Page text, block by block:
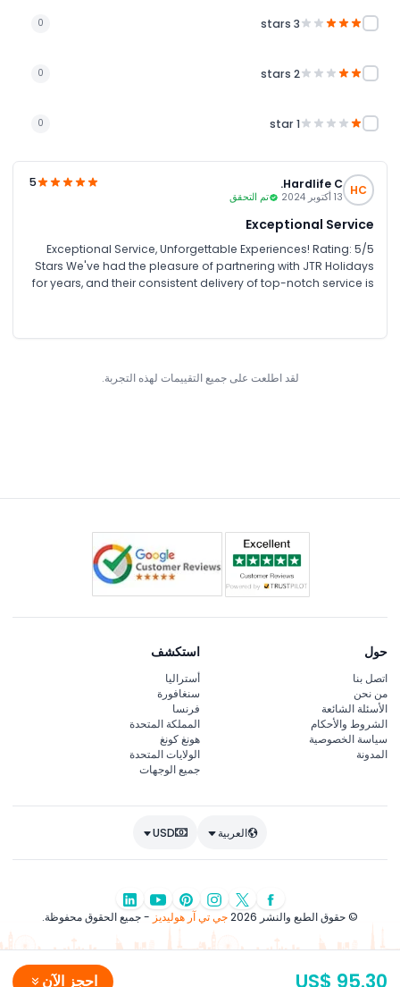
US$ 95.30 احجز الآن
3 stars
0
2 stars
0
1 star
0
HC
Hardlife C.
13 أكتوبر 2024 تم التحقق
5
Exceptional Service
Exceptional Service, Unforgettable Experiences! Rating: 5/5
Stars We've had the pleasure of partnering with JTR Holidays
for years, and their consistent delivery of top-notch service is
seamless and enjoyable experience. The guides were
for their clients. They truly go above and beyond to create
anyone seeking an unforgettable UAE experience. Thank you
for another exceptional adventure! Team Pamushana Africa
لقد اطلعت على جميع التقييمات لهذه التجربة.
حول
اتصل بنا
من نحن
الأسئلة الشائعة
الشروط والأحكام
سياسة الخصوصية
المدونة
استكشف
أستراليا
سنغافورة
فرنسا
المملكة المتحدة
هونغ كونغ
الولايات المتحدة
جميع الوجهات
العربية USD
© حقوق الطبع والنشر 2026 جي تي آر هوليديز - جميع الحقوق محفوظة.